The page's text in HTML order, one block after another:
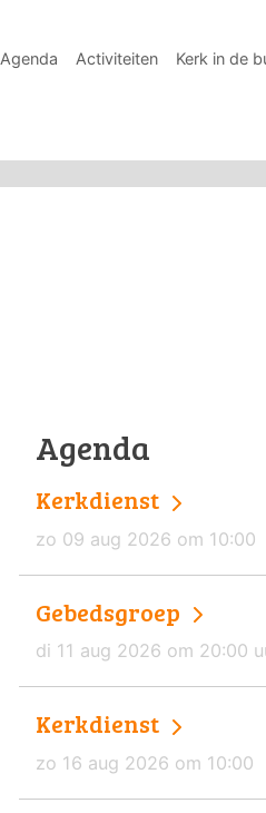
Agenda Activiteiten Kerk in de
Agenda
Kerkdienst
zo 09 aug 2026 om 10:00
Gebedsgroep
di 11 aug 2026 om 20:00
Kerkdienst
zo 16 aug 2026 om 10:00